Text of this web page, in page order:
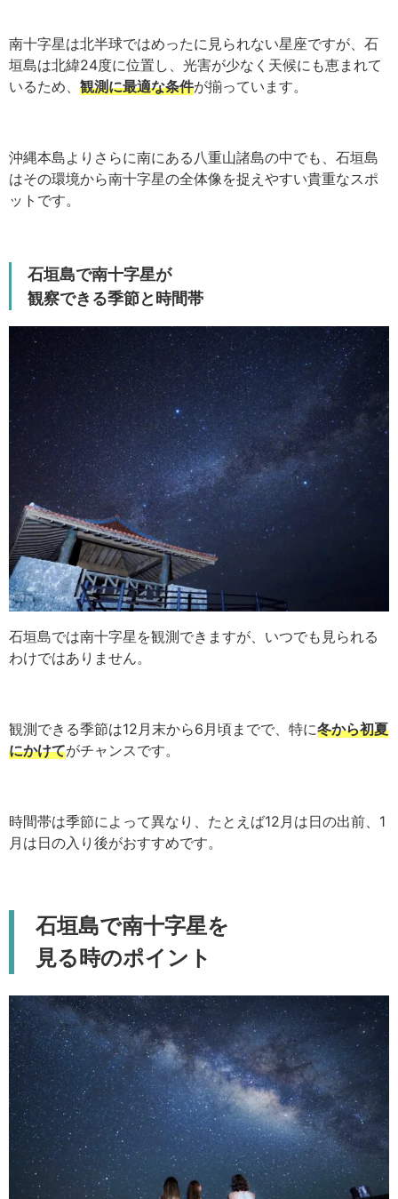
南十字星は北半球ではめったに見られない星座ですが、石
垣島は北緯24度に位置し、光害が少なく天候にも恵まれて
いるため、 観測に最適な条件が揃っています。
沖縄本島よりさらに南にある八重山諸島の中でも、石垣島
はその環境から南十字星の全体像を捉えやすい貴重なスポ
ットです。
石垣島で南十字星が
観察できる季節と時間帯
石垣島では南十字星を観測できますが、いつでも見られる
わけではありません。
観測できる季節は12月末から6月頃までで、特に冬から初夏
にかけてがチャンスです。
時間帯は季節によって異なり、たとえば12月は日の出前、1
月は日の入り後がおすすめです。
石垣島で南十字星を
見る時のポイント